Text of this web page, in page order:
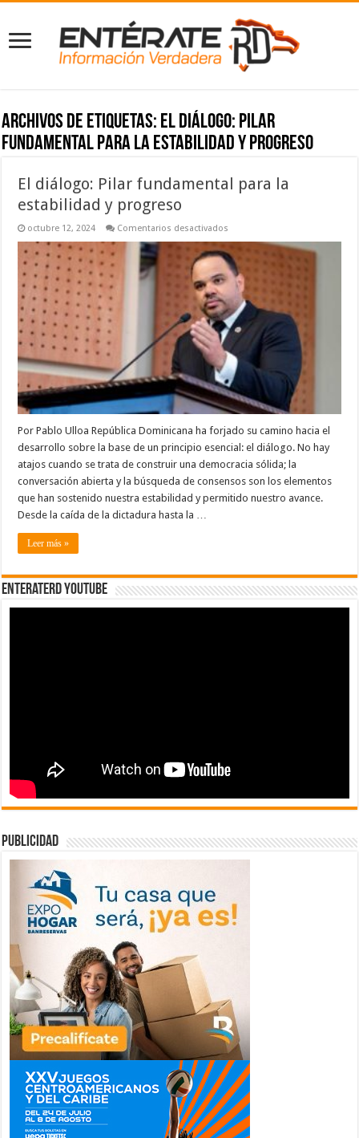
Archivos de etiquetas: El diálogo: Pilar
fundamental para la estabilidad y progreso
El diálogo: Pilar fundamental para la
estabilidad y progreso
octubre 12, 2024 Comentarios desactivados
Pilar
fundamental
para
estabilidad
y
progreso
Por Pablo Ulloa República Dominicana ha forjado su camino hacia el
desarrollo sobre la base de un principio esencial: el diálogo. No hay
atajos cuando se trata de construir una democracia sólida; la
conversación abierta y la búsqueda de consensos son los elementos
que han sostenido nuestra estabilidad y permitido nuestro avance.
Desde la caída de la dictadura hasta la …
Leer más »
EnterateRD YOUTUBE
publicidad